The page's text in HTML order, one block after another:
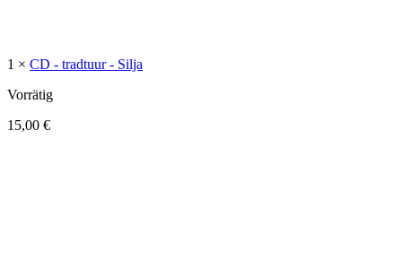
1 × CD - tradtuur - Silja
Vorrätig
15,00 €